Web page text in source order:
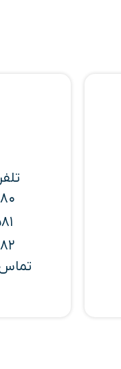
تماس: 10:00 الی